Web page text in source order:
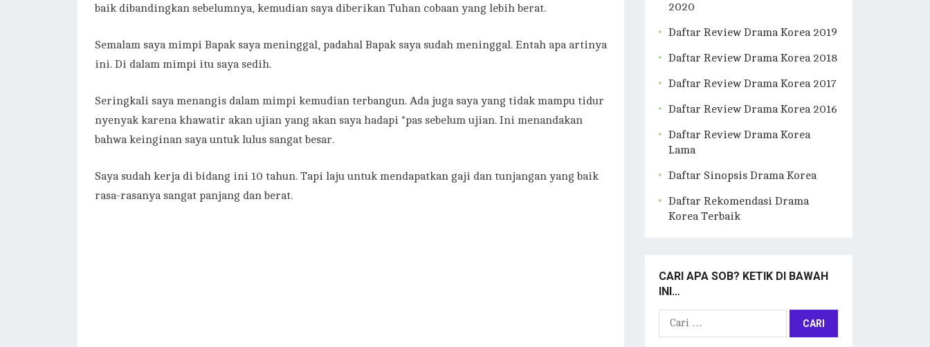
baik dibandingkan sebelumnya, kemudian saya diberikan Tuhan cobaan yang lebih berat.
Semalam saya mimpi Bapak saya meninggal, padahal Bapak saya sudah meninggal. Entah apa artinya
ini. Di dalam mimpi itu saya sedih.
Seringkali saya menangis dalam mimpi kemudian terbangun. Ada juga saya yang tidak mampu tidur
nyenyak karena khawatir akan ujian yang akan saya hadapi *pas sebelum ujian. Ini menandakan
bahwa keinginan saya untuk lulus sangat besar.
Saya sudah kerja di bidang ini 10 tahun. Tapi laju untuk mendapatkan gaji dan tunjangan yang baik
rasa-rasanya sangat panjang dan berat.
2020
Daftar Review Drama Korea 2019
Daftar Review Drama Korea 2018
Daftar Review Drama Korea 2017
Daftar Review Drama Korea 2016
Daftar Review Drama Korea
Lama
Daftar Sinopsis Drama Korea
Daftar Rekomendasi Drama
Korea Terbaik
CARI APA SOB? KETIK DI BAWAH
INI…
Cari